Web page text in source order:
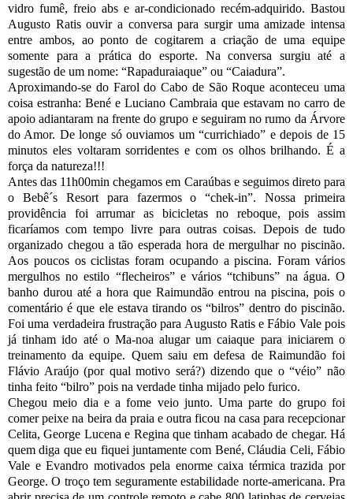
vidro fumê, freio abs e ar-condicionado recém-adquirido. Bastou
Augusto Ratis ouvir a conversa para surgir uma amizade intensa
entre ambos, ao ponto de cogitarem a criação de uma equipe
somente para a prática do esporte. Na conversa surgiu até a
sugestão de um nome: “Rapaduraiaque” ou “Caiadura”.
Aproximando-se do Farol do Cabo de São Roque aconteceu uma
coisa estranha: Bené e Luciano Cambraia que estavam no carro de
apoio adiantaram na frente do grupo e seguiram no rumo da Árvore
do Amor. De longe só ouviamos um “currichiado” e depois de 15
minutos eles voltaram sorridentes e com os olhos brilhando. É a
força da natureza!!!
Antes das 11h00min chegamos em Caraúbas e seguimos direto para
o Bebê´s Resort para fazermos o “chek-in”. Nossa primeira
providência foi arrumar as bicicletas no reboque, pois assim
ficaríamos com tempo livre para outras coisas. Depois de tudo
organizado chegou a tão esperada hora de mergulhar no piscinão.
Aos poucos os ciclistas foram ocupando a piscina. Foram vários
mergulhos no estilo “flecheiros” e vários “tchibuns” na água. O
banho durou até a hora que Raimundão entrou na piscina, pois o
comentário é que ele estava tirando os “bilros” dentro do piscinão.
Foi uma verdadeira frustração para Augusto Ratis e Fábio Vale pois
já tinham ido até o Ma-noa alugar um caiaque para iniciarem o
treinamento da equipe. Quem saiu em defesa de Raimundão foi
Flávio Araújo (por qual motivo será?) dizendo que o “véio” não
tinha feito “bilro” pois na verdade tinha mijado pelo furico.
Chegou meio dia e a fome veio junto. Uma parte do grupo foi
comer peixe na beira da praia e outra ficou na casa para recepcionar
Celita, George Lucena e Regina que tinham acabado de chegar. Há
quem diga que eu fiquei juntamente com Bené, Cláudia Celi, Fábio
Vale e Evandro motivados pela enorme caixa térmica trazida por
George. O troço tem seguramente estabilidade norte-americana. Pra